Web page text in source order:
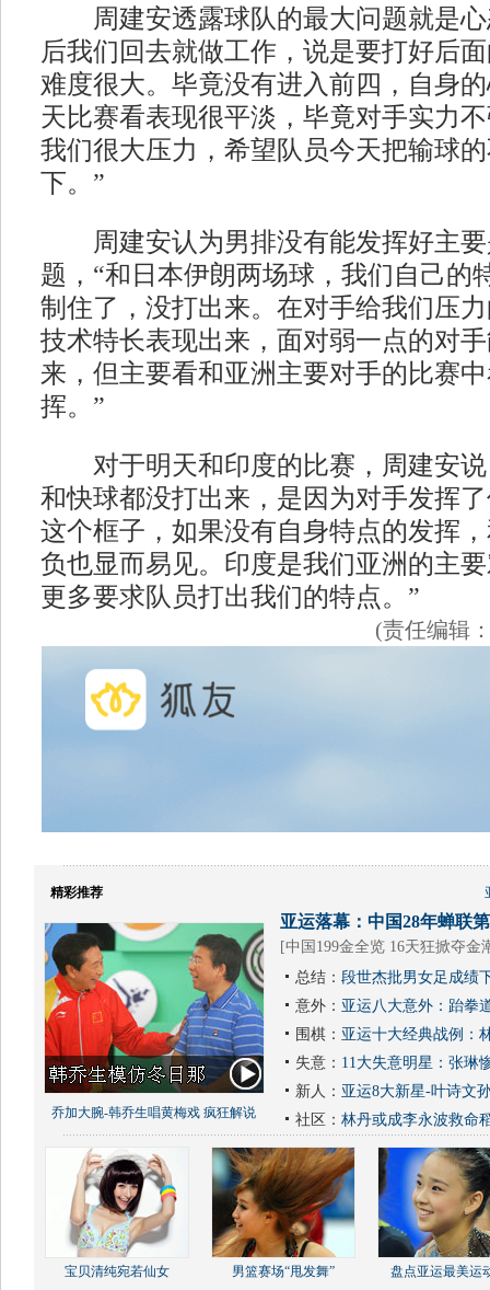
周建安透露球队的最大问题就是心
后我们回去就做工作，说是要打好后
难度很大。毕竟没有进入前四，自身
天比赛看表现很平淡，毕竟对手实力
我们很大压力，希望队员今天把输球
下。”
周建安认为男排没有能发挥好主要
题，“和日本伊朗两场球，我们自己的
制住了，没打出来。在对手给我们压
技术特长表现出来，面对弱一点的对
来，但主要看和亚洲主要对手的比赛
挥。”
对于明天和印度的比赛，周建安说
和快球都没打出来，是因为对手发挥
这个框子，如果没有自身特点的发挥
负也显而易见。印度是我们亚洲的主
更多要求队员打出我们的特点。”
(责任编辑
精彩推荐
乔加大腕-韩乔生唱黄梅戏 疯狂解说
亚运落幕：中国28年蝉联
[中国199金全览 16天狂掀夺金
总结： 段世杰批男女足成绩
意外： 亚运八大意外：跆拳
围棋： 亚运十大经典战例：
失意： 11大失意明星：张琳
新人： 亚运8大新星-叶诗文
社区： 林丹或成李永波救命
宝贝清纯宛若仙女 男篮赛场“甩发舞” 盘点亚运最美运